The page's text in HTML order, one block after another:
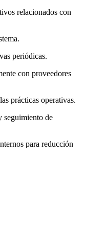
relacionados con
periódicas.
con proveedores
prácticas operativas.
seguimiento de
para reducción